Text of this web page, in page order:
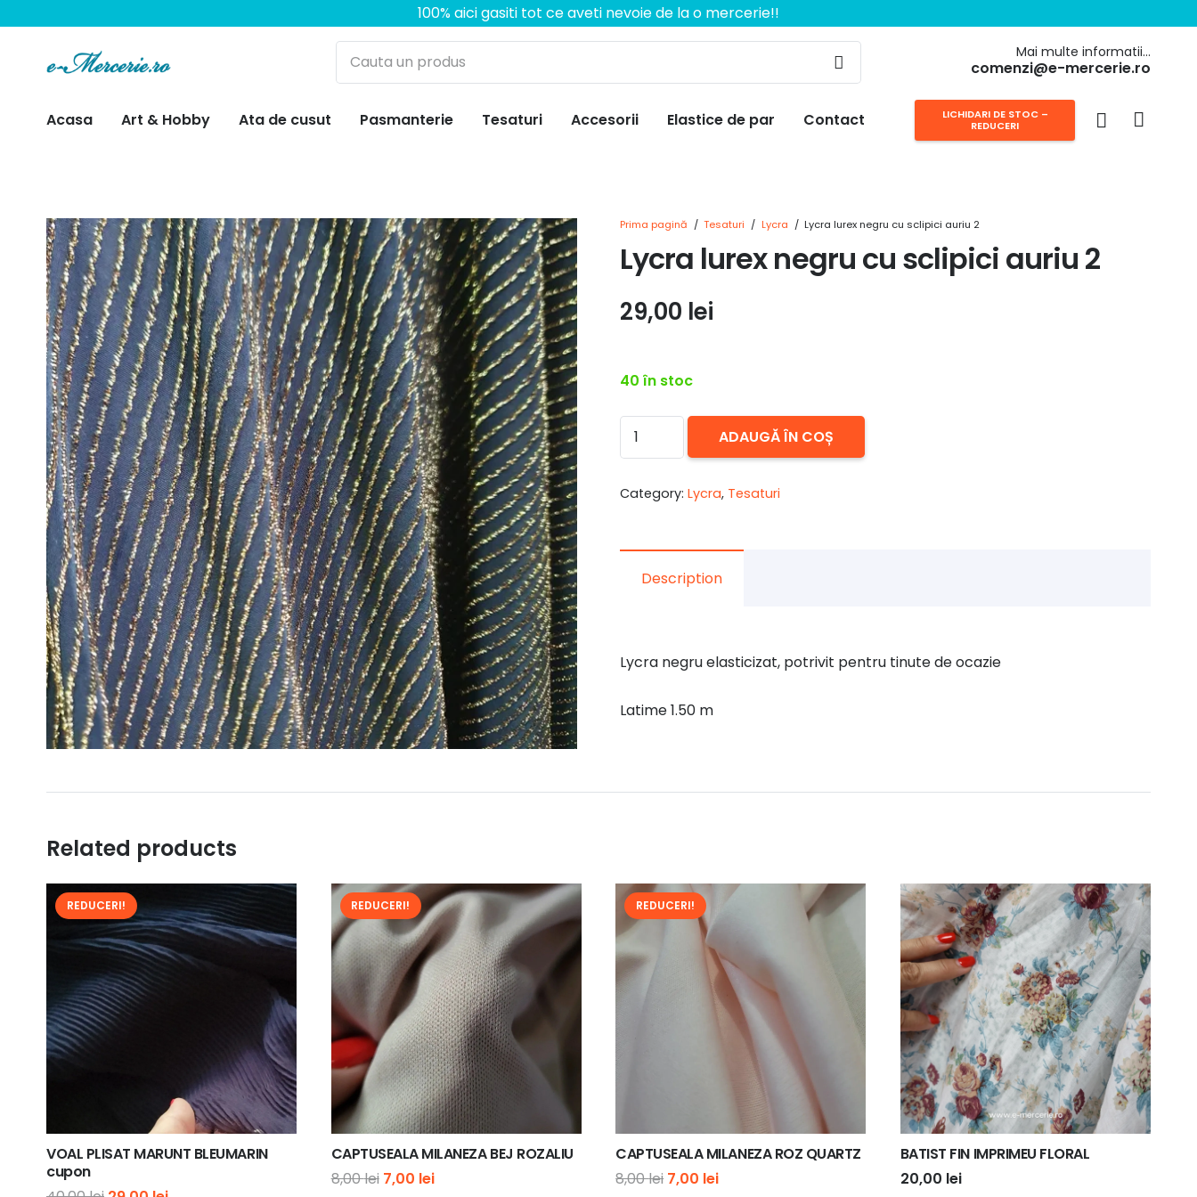
100% aici gasiti tot ce aveti nevoie de la o mercerie!!
Mai multe informatii…
comenzi@e-mercerie.ro
Acasa Art & Hobby Ata de cusut Pasmanterie Tesaturi Accesorii Elastice de par Contact
LICHIDARI DE STOC –
REDUCERI
Prima pagină / Tesaturi / Lycra / Lycra lurex negru cu sclipici auriu 2
Lycra lurex negru cu sclipici auriu 2
29,00 lei
40 în stoc
Cantitate
Lycra
negru
auriu
ADAUGĂ ÎN COȘ
Category: Lycra, Tesaturi
Description
Lycra negru elasticizat, potrivit pentru tinute de ocazie
Latime 1.50 m
Related products
REDUCERI!
VOAL PLISAT MARUNT BLEUMARIN
cupon
REDUCERI!
CAPTUSEALA MILANEZA BEJ ROZALIU
8,00lei Prețul
7,00 leiPrețul
REDUCERI!
CAPTUSEALA MILANEZA ROZ QUARTZ
8,00lei Prețul
7,00 leiPrețul
BATIST FIN IMPRIMEU FLORAL
20,00 lei